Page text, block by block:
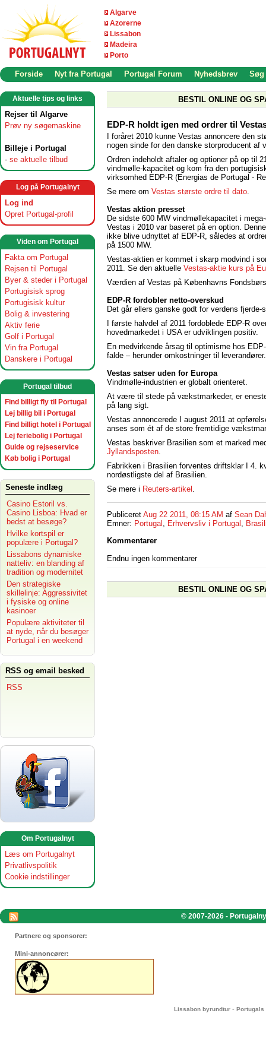
Algarve
Azorerne
Lissabon
Madeira
Porto
Forside Nyt fra Portugal Portugal Forum Nyhedsbrev Søg
Aktuelle tips og links
Rejser til Algarve
Prøv ny søgemaskine
Billeje i Portugal
- se aktuelle tilbud
Log på Portugalnyt
Log ind
Opret Portugal-profil
Viden om Portugal
Fakta om Portugal
Rejsen til Portugal
Byer & steder i Portugal
Portugisisk sprog
Portugisisk kultur
Bolig & investering
Aktiv ferie
Golf i Portugal
Vin fra Portugal
Danskere i Portugal
Portugal tilbud
Find billigt fly til Portugal
Lej billig bil i Portugal
Find billigt hotel i Portugal
Lej feriebolig i Portugal
Guide og rejseservice
Køb bolig i Portugal
Seneste indlæg
Casino Estoril vs.
Casino Lisboa: Hvad er
bedst at besøge?
Hvilke kortspil er
populære i Portugal?
Lissabons dynamiske
natteliv: en blanding af
tradition og modernitet
Den strategiske
skillelinje: Aggressivitet
i fysiske og online
kasinoer
Populære aktiviteter til
at nyde, når du besøger
Portugal i en weekend
RSS og email besked
RSS
Om Portugalnyt
Læs om Portugalnyt
Privatlivspolitik
Cookie indstillinger
BESTIL ONLINE OG
EDP-R holdt igen med ordrer til
I foråret 2010 kunne Vestas annoncere den
nogen sinde for den danske storproducent af
Ordren indeholdt aftaler og optioner på op til
vindmølle-kapacitet og kom fra den
virksomhed EDP-R (Energias de Portugal -
Se mere om Vestas største ordre til dato
Vestas aktion presset
De sidste 600 MW vindmøllekapacitet i
Vestas i 2010 var baseret på en option.
ikke blive udnyttet af EDP-R, således at
på 1500 MW.
Vestas-aktien er kommet i skarp modvind i
2011. Se den aktuelle Vestas-aktie kurs på
Værdien af Vestas på Københavns
EDP-R fordobler netto-overskud
Det går ellers ganske godt for verdens
I første halvdel af 2011 fordoblede EDP-R
hovedmarkedet i USA er udviklingen positiv.
En medvirkende årsag til optimisme hos
falde – herunder omkostninger til
Vestas satser uden for Europa
Vindmølle-industrien er globalt orienteret.
At være til stede på vækstmarkeder, er
på lang sigt.
Vestas annoncerede I august 2011 at
anses som ét af de store fremtidige
Vestas beskriver Brasilien som et marked
Jyllandsposten
Fabrikken i Brasilien forventes driftsklar I 4.
nordøstligste del af Brasilien.
Se mere i Reuters-artikel
Publiceret Aug 22 2011, 08:15 AM af Sean
Emner: Portugal , Erhvervsliv i Portugal ,
Kommentarer
Endnu ingen kommentarer
BESTIL ONLINE OG
© 2007-2026 -
Partnere og sponsorer:
Mini-annoncører:
Lissabon byrundtur - Portugals